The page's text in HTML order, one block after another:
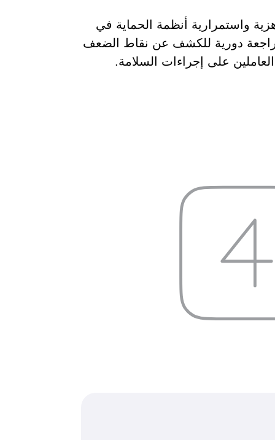
واستمرارية أنظمة الحماية في
دورية للكشف عن نقاط الضعف
على إجراءات السلامة.